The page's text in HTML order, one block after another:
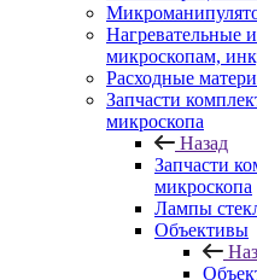
Нагревательные
микроскопам,
Расходные
Запчасти
микроскопа
Назад
Запчасти
микроскопа
Лампы
Объективы